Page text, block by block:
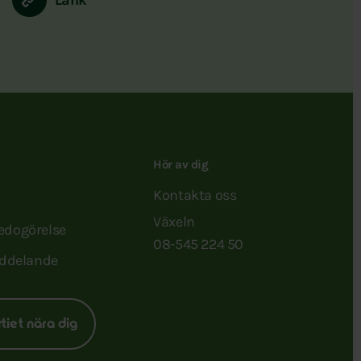
nära dig
Hör av dig
Kontakta oss
Växeln
08-545 224 50